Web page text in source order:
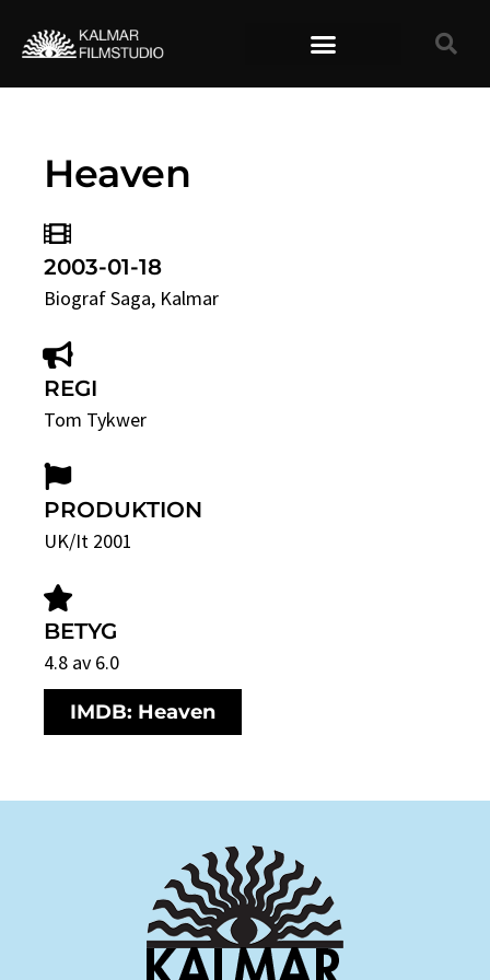
Heaven
2003-01-18
Biograf Saga, Kalmar
REGI
Tom Tykwer
PRODUKTION
UK/It 2001
BETYG
4.8 av 6.0
IMDB: Heaven